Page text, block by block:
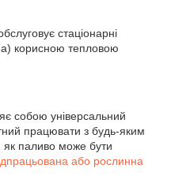
стаціонарні
корисною тепловою
собою універсальний
працювати з будь-яким
як паливо може бути
або рослинна